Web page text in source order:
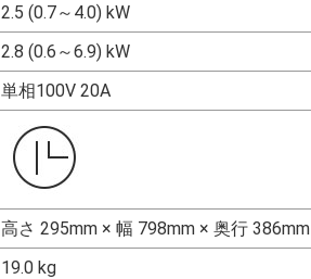
2.5 (0.7～4.0) kW
2.8 (0.6～6.9) kW
単相100V 20A
高さ 295mm × 幅 798mm × 奥行 386mm
19.0 kg